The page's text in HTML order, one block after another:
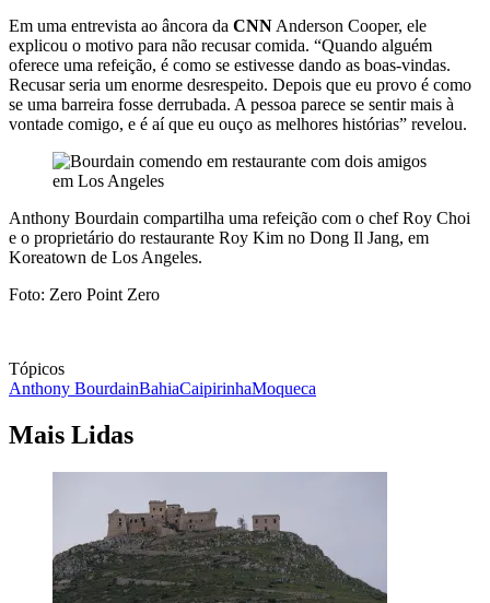
Em uma entrevista ao âncora da CNN Anderson Cooper, ele
explicou o motivo para não recusar comida. “Quando alguém
oferece uma refeição, é como se estivesse dando as boas-vindas.
Recusar seria um enorme desrespeito. Depois que eu provo é como
se uma barreira fosse derrubada. A pessoa parece se sentir mais à
vontade comigo, e é aí que eu ouço as melhores histórias” revelou.
Anthony Bourdain compartilha uma refeição com o chef Roy Choi
e o proprietário do restaurante Roy Kim no Dong Il Jang, em
Koreatown de Los Angeles.
Foto: Zero Point Zero
Tópicos
Anthony BourdainBahiaCaipirinhaMoqueca
Mais Lidas